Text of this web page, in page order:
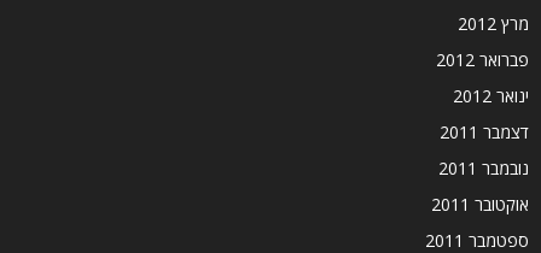
מרץ 2012
פברואר 2012
ינואר 2012
דצמבר 2011
נובמבר 2011
אוקטובר 2011
ספטמבר 2011